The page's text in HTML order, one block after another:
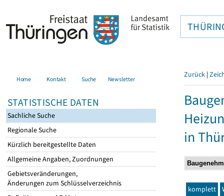
Home Kontakt Suche Newsletter
STATISTISCHE DATEN
Sachliche Suche
Regionale Suche
Kürzlich bereitgestellte Daten
Allgemeine Angaben, Zuordnungen
Gebietsveränderungen,
Änderungen zum Schlüsselverzeichnis
Zurück |
in
komplett